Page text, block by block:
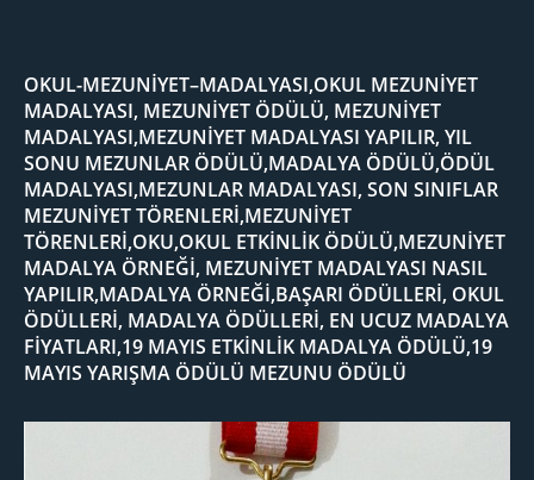
OKUL-MEZUNIYET–MADALYASI,OKUL MEZUNIYET
MADALYASI, MEZUNIYET ÖDÜLÜ, MEZUNIYET
MADALYASI,MEZUNIYET MADALYASI YAPILIR, YIL
SONU MEZUNLAR ÖDÜLÜ,MADALYA ÖDÜLÜ,ÖDÜL
MADALYASI,MEZUNLAR MADALYASI, SON SINIFLAR
MEZUNIYET TÖRENLERI,MEZUNIYET
TÖRENLERI,OKU,OKUL ETKINLIK ÖDÜLÜ,MEZUNIYET
MADALYA ÖRNEĞI, MEZUNIYET MADALYASI NASIL
YAPILIR,MADALYA ÖRNEĞI,BAŞARI ÖDÜLLERI, OKUL
ÖDÜLLERI, MADALYA ÖDÜLLERI, EN UCUZ MADALYA
FIYATLARI,19 MAYIS ETKINLIK MADALYA ÖDÜLÜ,19
MAYIS YARIŞMA ÖDÜLÜ MEZUNU ÖDÜLÜ